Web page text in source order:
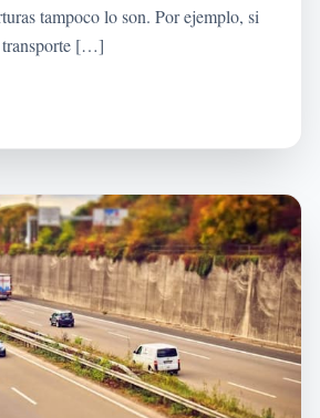
tampoco lo son. Por ejemplo, si
transporte […]